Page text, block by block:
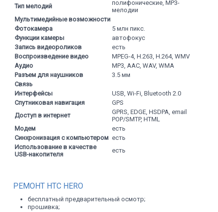
Тип мелодий
полифонические, MP3-
мелодии
Мультимедийные возможности
Фотокамера
5 млн пикс.
Функции камеры
автофокус
Запись видеороликов
есть
Воспроизведение видео
MPEG-4, H.263, H.264, WMV
Аудио
MP3, AAC, WAV, WMA
Разъем для наушников
3.5 мм
Связь
Интерфейсы
USB, Wi-Fi, Bluetooth 2.0
Спутниковая навигация
GPS
Доступ в интернет
GPRS, EDGE, HSDPA, email
POP/SMTP, HTML
Модем
есть
Синхронизация с компьютером есть
Использование в качестве
USB-накопителя
есть
РЕМОНТ HTC HERO
бесплатный предварительный осмотр;
прошивка;